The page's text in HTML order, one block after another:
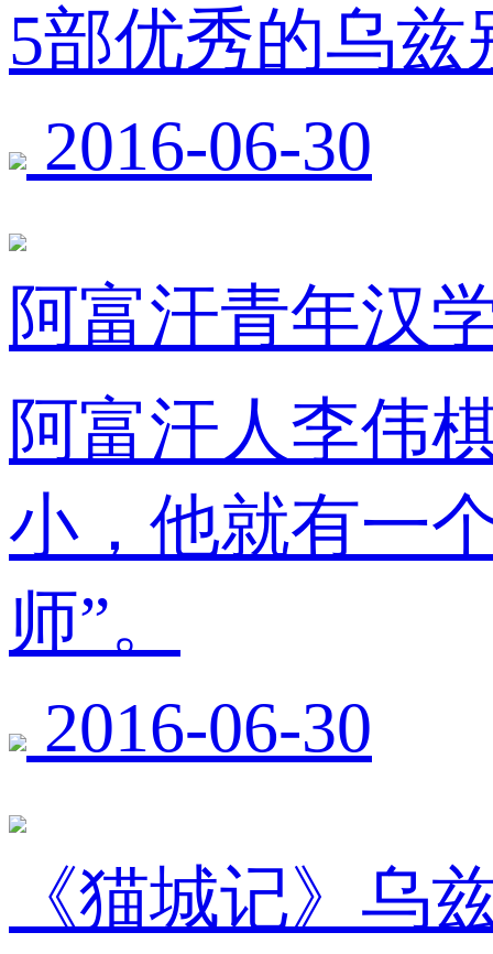
5部优秀的乌
2016-06-30
阿富汗青年汉
阿富汗人李伟
小，他就有一
师”。
2016-06-30
《猫城记》乌